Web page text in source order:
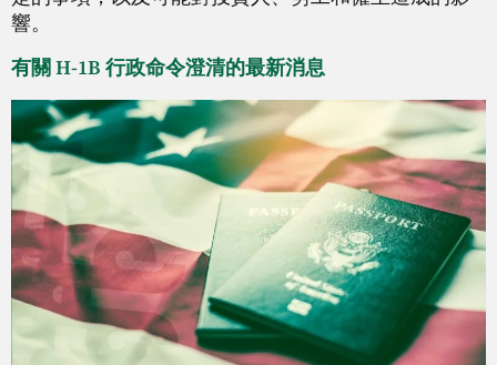
響。
有關 H-1B 行政命令澄清的最新消息